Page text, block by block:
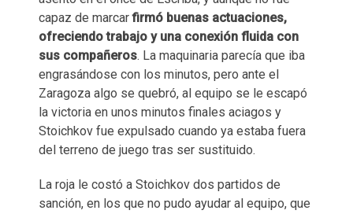
capaz de marcarfirmó buenas actuaciones,
ofreciendo trabajo y una conexión fluida con
sus compañeros. La maquinaria parecía que iba
engrasándose con los minutos, pero ante el
Zaragoza algo se quebró, al equipo se le escapó
la victoria en unos minutos finales aciagos y
Stoichkov fue expulsado cuando ya estaba fuera
del terreno de juego tras ser sustituido.
La roja le costó a Stoichkov dos partidos de
sanción, en los que no pudo ayudar al equipo, que